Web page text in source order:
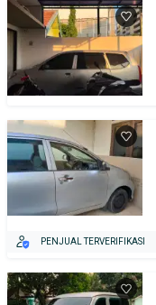
PENJUAL TERVERIFIKASI